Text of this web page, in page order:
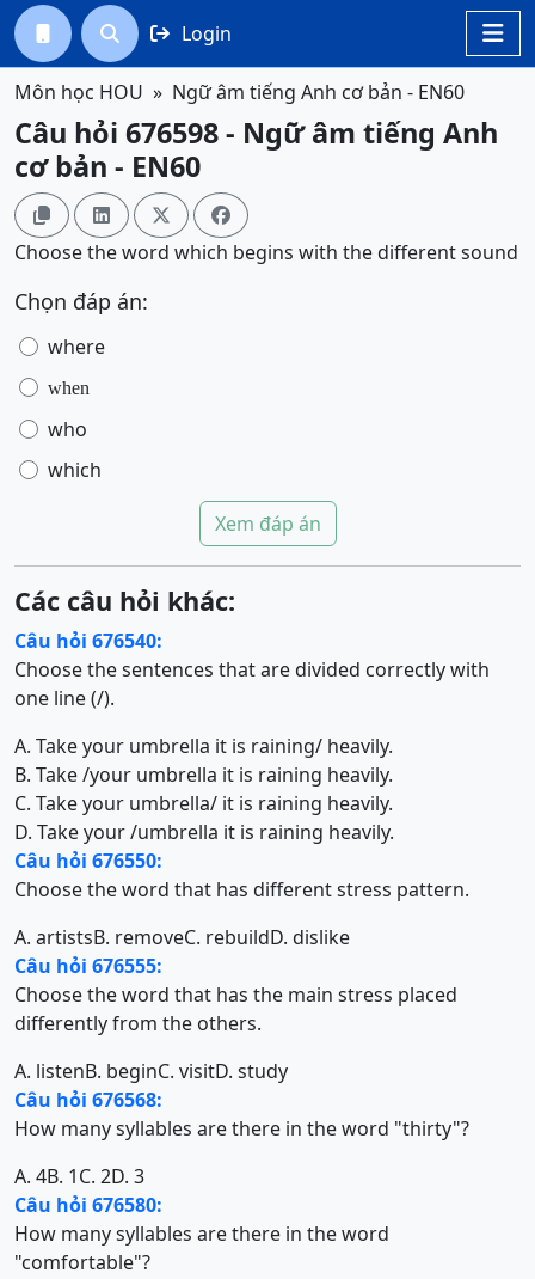

  Login
Môn học HOU Ngữ âm tiếng Anh cơ bản - EN60
Câu hỏi 676598 - Ngữ âm tiếng Anh
cơ bản - EN60
   
Choose the word which begins with the different sound
Chọn đáp án:
where
when
who
which
Xem đáp án
Các câu hỏi khác:
Câu hỏi 676540:
Choose the sentences that are divided correctly with
one line (/).
A. Take your umbrella it is raining/ heavily.
B. Take /your umbrella it is raining heavily.
C. Take your umbrella/ it is raining heavily.
D. Take your /umbrella it is raining heavily.
Câu hỏi 676550:
Choose the word that has different stress pattern.
A. artistsB. removeC. rebuildD. dislike
Câu hỏi 676555:
Choose the word that has the main stress placed
differently from the others.
A. listenB. beginC. visitD. study
Câu hỏi 676568:
How many syllables are there in the word "thirty"?
A. 4B. 1C. 2D. 3
Câu hỏi 676580:
How many syllables are there in the word
"comfortable"?